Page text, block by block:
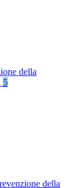
della
5
della